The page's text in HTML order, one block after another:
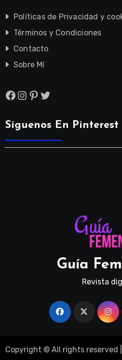
Políticas de Privacidad y
Términos y Condiciones
Contacto
Sobre Mí
Facebook
Instagram
Pinterest
Twitter
Síguenos En Pinterest
Guía
Revista
Copyright © All rights reserved